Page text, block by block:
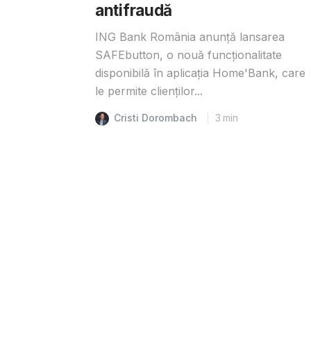
antifraudă
ING Bank România anunță lansarea
SAFEbutton, o nouă funcționalitate
disponibilă în aplicația Home'Bank, care
le permite clienților...
Cristi Dorombach 3 min